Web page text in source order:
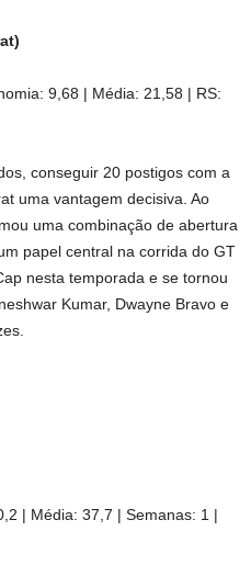
9,68 | Média: 21,58 | RS:
conseguir 20 postigos com a
uma vantagem decisiva. Ao
uma combinação de abertura
papel central na corrida do GT
nesta temporada e se tornou
Kumar, Dwayne Bravo e
| Média: 37,7 | Semanas: 1 |